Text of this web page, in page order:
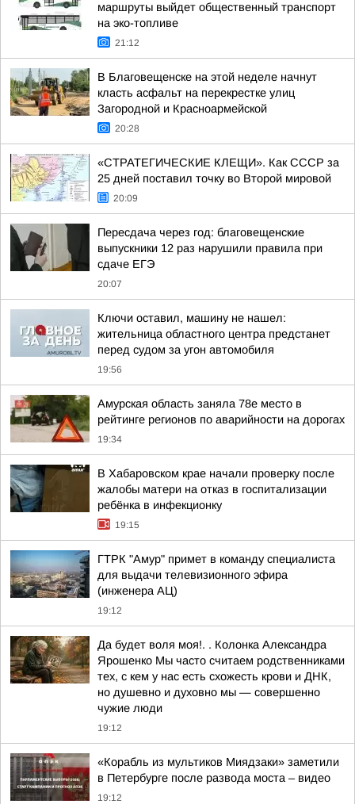
маршруты выйдет общественный транспорт
на эко-топливе
21:12
В Благовещенске на этой неделе начнут
класть асфальт на перекрестке улиц
Загородной и Красноармейской
20:28
«СТРАТЕГИЧЕСКИЕ КЛЕЩИ». Как СССР за
25 дней поставил точку во Второй мировой
20:09
Пересдача через год: благовещенские
выпускники 12 раз нарушили правила при
сдаче ЕГЭ
20:07
Ключи оставил, машину не нашел:
жительница областного центра предстанет
перед судом за угон автомобиля
19:56
Амурская область заняла 78е место в
рейтинге регионов по аварийности на дорогах
19:34
В Хабаровском крае начали проверку после
жалобы матери на отказ в госпитализации
ребёнка в инфекционку
19:15
ГТРК "Амур" примет в команду специалиста
для выдачи телевизионного эфира
(инженера АЦ)
19:12
Да будет воля моя!. . Колонка Александра
Ярошенко Мы часто считаем родственниками
тех, с кем у нас есть схожесть крови и ДНК,
но душевно и духовно мы — совершенно
чужие люди
19:12
«Корабль из мультиков Миядзаки» заметили
в Петербурге после развода моста – видео
19:12